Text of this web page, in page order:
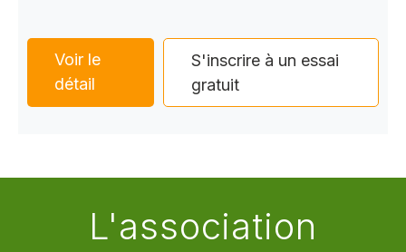
Voir le
détail
S'inscrire à un essai
gratuit
L'association